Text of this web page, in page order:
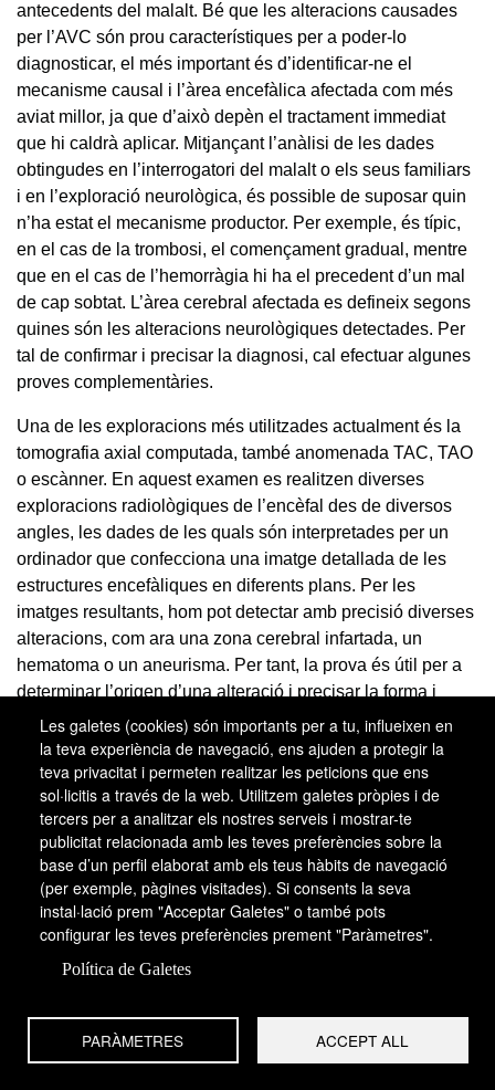
antecedents del malalt. Bé que les alteracions causades
per l’AVC són prou característiques per a poder-lo
diagnosticar, el més important és d’identificar-ne el
mecanisme causal i l’àrea encefàlica afectada com més
aviat millor, ja que d’això depèn el tractament immediat
que hi caldrà aplicar. Mitjançant l’anàlisi de les dades
obtingudes en l’interrogatori del malalt o els seus familiars
i en l’exploració neurològica, és possible de suposar quin
n’ha estat el mecanisme productor. Per exemple, és típic,
en el cas de la trombosi, el començament gradual, mentre
que en el cas de l’hemorràgia hi ha el precedent d’un mal
de cap sobtat. L’àrea cerebral afectada es defineix segons
quines són les alteracions neurològiques detectades. Per
tal de confirmar i precisar la diagnosi, cal efectuar algunes
proves complementàries.
Una de les exploracions més utilitzades actualment és la
tomografia axial computada, també anomenada TAC, TAO
o escànner. En aquest examen es realitzen diverses
exploracions radiològiques de l’encèfal des de diversos
angles, les dades de les quals són interpretades per un
ordinador que confecciona una imatge detallada de les
estructures encefàliques en diferents plans. Per les
imatges resultants, hom pot detectar amb precisió diverses
alteracions, com ara una zona cerebral infartada, un
hematoma o un aneurisma. Per tant, la prova és útil per a
determinar l’origen d’una alteració i precisar la forma i
l’extensió de l’àrea que n’ha resultat afectada.
Hom també pot recórrer a la ressonància magnètica
nuclear, o RMN, una tècnica menys difosa que l’anterior,
però que proporciona imatges molt detallades de les
estructures encefàliques i permet d’observar qualsevol
zona petita del cervell on s’hagi produït una alteració en la
irrigació sanguínia. A més, amb aquesta tècnica hom pot
detectar perfectament lesions localitzades a la fossa
posterior del cervell, zona que, per les estructures òssies,
ofereix força dificultat en l’observació per mitjà dels altres
En algunes ocasions, hom practica una punció lumbar per
Les galetes (cookies) són importants per a tu, influeixen en
la teva experiència de navegació, ens ajuden a protegir la
teva privacitat i permeten realitzar les peticions que ens
sol·licitis a través de la web. Utilitzem galetes pròpies i de
tercers per a analitzar els nostres serveis i mostrar-te
publicitat relacionada amb les teves preferències sobre la
base d’un perfil elaborat amb els teus hàbits de navegació
(per exemple, pàgines visitades). Si consents la seva
instal·lació prem "Acceptar Galetes" o també pots
configurar les teves preferències prement "Paràmetres".
Política de Galetes
PARÀMETRES ACCEPT ALL